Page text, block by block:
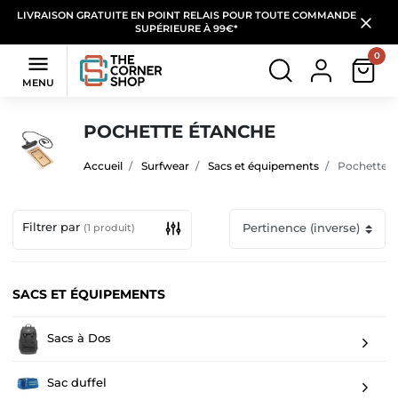
LIVRAISON GRATUITE EN POINT RELAIS POUR TOUTE COMMANDE
SUPÉRIEURE À 99€*

MENU
0
POCHETTE ÉTANCHE
Accueil Surfwear Sacs et équipements Pochette
Filtrer par (1 produit)
SACS ET ÉQUIPEMENTS
Sacs à Dos
Sac duffel